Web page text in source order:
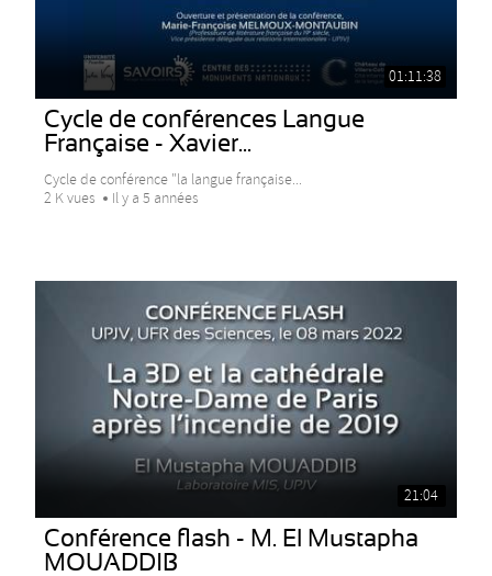
01:11:38
Cycle de conférences Langue
Française - Xavier...
Cycle de conférence "la langue française...
2 K vues
Il y a 5 années
21:04
Conférence flash - M. El Mustapha
MOUADDIB